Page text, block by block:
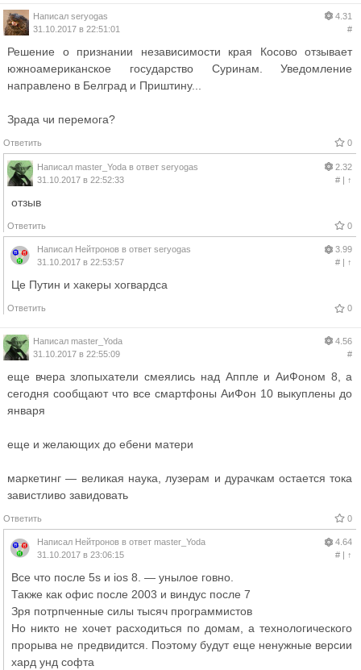
Написал seryogas
31.10.2017 в 22:51:01
4.31
#
Решение о признании независимости края Косово отзывает
южноамериканское государство Суринам. Уведомление
направлено в Белград и Приштину...
Зрада чи перемога?
Ответить 0
Написал master_Yoda в ответ seryogas
31.10.2017 в 22:52:33
2.32
#| ↑
отзыв
Ответить 0
Написал Нейтронов в ответ seryogas
31.10.2017 в 22:53:57
3.99
#| ↑
Це Путин и хакеры хогвардса
Ответить 0
Написал master_Yoda
31.10.2017 в 22:55:09
4.56
#
еще вчера злопыхатели смеялись над Аппле и АиФоном 8, а
сегодня сообщают что все смартфоны АиФон 10 выкуплены до
января
еще и желающих до ебени матери
маркетинг — великая наука, лузерам и дурачкам остается тока
завистливо завидовать
Ответить 0
Написал Нейтронов в ответ master_Yoda
31.10.2017 в 23:06:15
4.64
#| ↑
Все что после 5s и ios 8. — унылое говно.
Также как офис после 2003 и виндус после 7
Зря потрпченные силы тысяч программистов
Но никто не хочет расходиться по домам, а технологического
прорыва не предвидится. Поэтому будут еще ненужные версии
хард унд софта